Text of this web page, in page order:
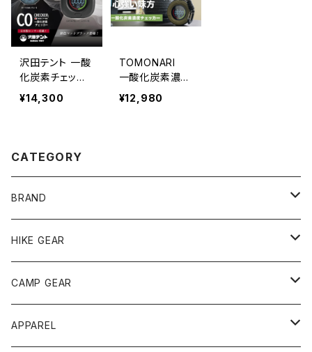
沢田テント 一酸
化炭素チェッカ
ー
¥14,300
TOMONARI
一酸化炭素濃度
チェッカー
¥12,980
CATEGORY
BRAND
andwander
ANOBA
AO COOLERS
HIKE GEAR
テント、シェルター
バックパック
CAMP GEAR
テント、タープ
APPAREL